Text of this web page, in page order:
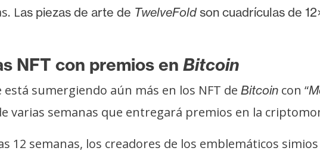
Las piezas de arte de TwelveFold son cuadrículas de
NFT con premios en Bitcoin
está sumergiendo aún más en los NFT de Bitcoin con “
varias semanas que entregará premios en la
12 semanas, los creadores de los emblemáticos